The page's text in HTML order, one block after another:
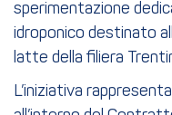
sperimentazione
idroponico destinato
latte della filiera
L’iniziativa